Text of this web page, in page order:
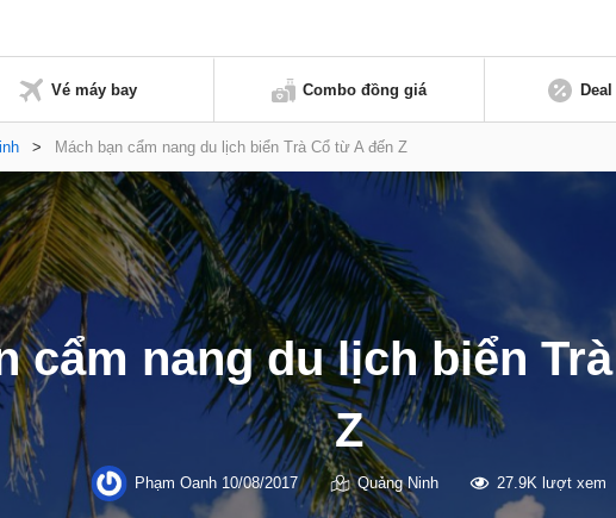
Vé máy bay Combo đồng giá
> Mách bạn cẩm nang du lịch biển Trà Cổ từ A đến Z
cẩm nang du lịch biển
Z
Phạm Oanh 10/08/2017 Quảng Ninh 27.9K lượt xem